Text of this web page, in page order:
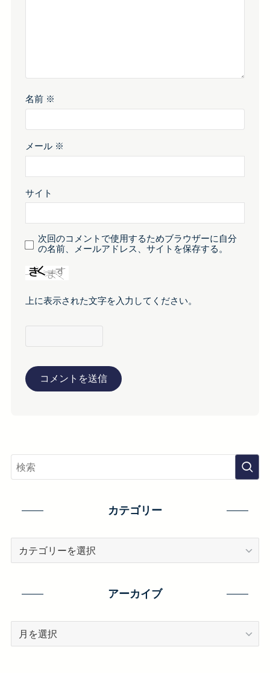
名前 ※
メール ※
サイト
次回のコメントで使用するためブラウザーに自分
の名前、メールアドレス、サイトを保存する。
上に表示された文字を入力してください。
カテゴリー
アーカイブ